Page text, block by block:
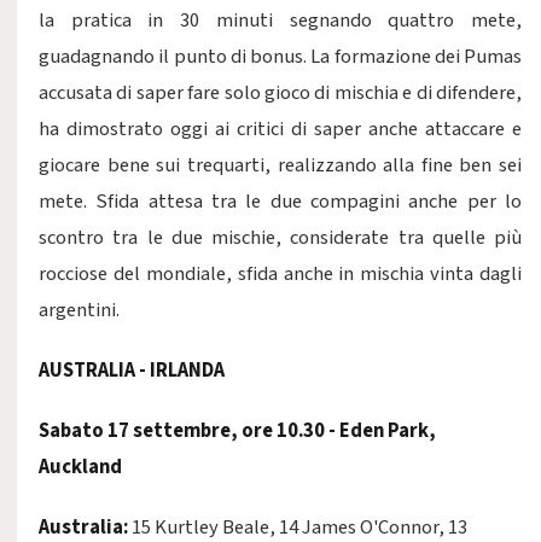
la pratica in 30 minuti segnando quattro mete,
guadagnando il punto di bonus. La formazione dei Pumas
accusata di saper fare solo gioco di mischia e di difendere,
ha dimostrato oggi ai critici di saper anche attaccare e
giocare bene sui trequarti, realizzando alla fine ben sei
mete. Sfida attesa tra le due compagini anche per lo
scontro tra le due mischie, considerate tra quelle più
rocciose del mondiale, sfida anche in mischia vinta dagli
argentini.
AUSTRALIA - IRLANDA
Sabato 17 settembre, ore 10.30 - Eden Park,
Auckland
Australia:15 Kurtley Beale, 14 James O'Connor, 13